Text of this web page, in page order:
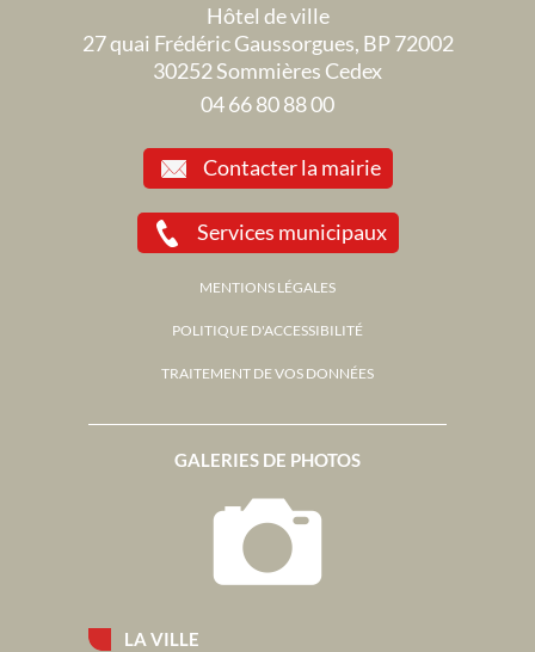
LA VILLE
GALERIES DE PHOTOS
Hôtel de ville
27 quai Frédéric Gaussorgues, BP 72002
30252 Sommières Cedex
04 66 80 88 00
Contacter la mairie
Services municipaux
MENTIONS LÉGALES
POLITIQUE D'ACCESSIBILITÉ
TRAITEMENT DE VOS DONNÉES